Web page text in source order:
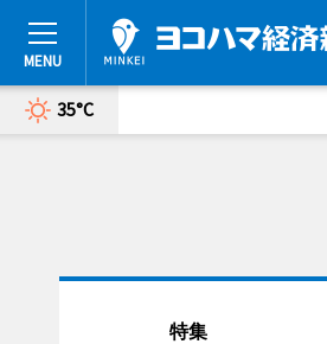
35°C
特集